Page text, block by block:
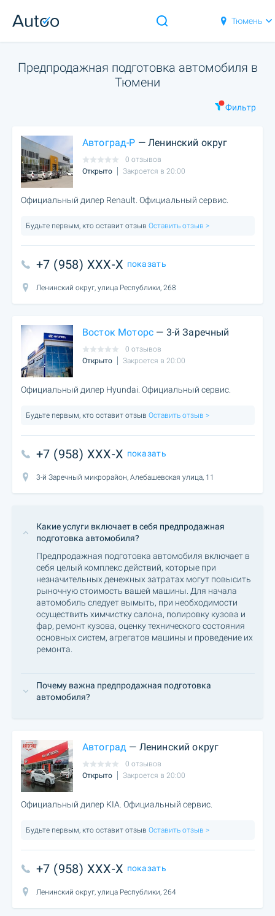
Тюмень
Предпродажная подготовка автомобиля в
Тюмени
Фильтр
Автоград-Р — Ленинский округ
0 отзывов
Открыто
Закроется в 20:00
Официальный дилер Renault. Официальный сервис.
Будьте первым, кто оставит отзыв Оставить отзыв >
+7 (958) XXX-X показать
Ленинский округ, улица Республики, 268
Восток Моторс — 3-й Заречный
0 отзывов
Открыто
Закроется в 20:00
Официальный дилер Hyundai. Официальный сервис.
Будьте первым, кто оставит отзыв Оставить отзыв >
+7 (958) XXX-X показать
3-й Заречный микрорайон, Алебашевская улица, 11
Какие услуги включает в себя предпродажная
подготовка автомобиля?
Предпродажная подготовка автомобиля включает в
себя целый комплекс действий, которые при
незначительных денежных затратах могут повысить
рыночную стоимость вашей машины. Для начала
автомобиль следует вымыть, при необходимости
осуществить химчистку салона, полировку кузова и
фар, ремонт кузова, оценку технического состояния
основных систем, агрегатов машины и проведение их
ремонта.
Почему важна предпродажная подготовка
автомобиля?
Автоград — Ленинский округ
0 отзывов
Открыто
Закроется в 20:00
Официальный дилер KIA. Официальный сервис.
Будьте первым, кто оставит отзыв Оставить отзыв >
+7 (958) XXX-X показать
Ленинский округ, улица Республики, 264